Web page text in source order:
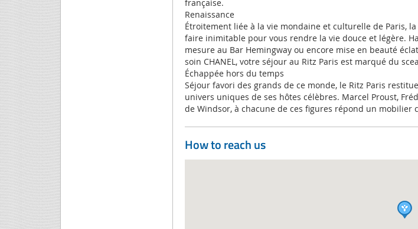
française.
Renaissance
Étroitement liée à la vie mondaine et culturelle de Paris,
faire inimitable pour vous rendre la vie douce et légère.
mesure au Bar Hemingway ou encore mise en beauté
soin CHANEL, votre séjour au Ritz Paris est marqué du
Échappée hors du temps
Séjour favori des grands de ce monde, le Ritz Paris
univers uniques de ses hôtes célèbres. Marcel Proust,
de Windsor, à chacune de ces figures répond un mobilier
How to reach us